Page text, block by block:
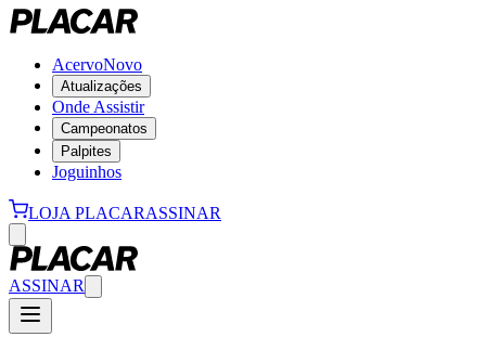
AcervoNovo
Atualizações
Onde Assistir
Campeonatos
Palpites
Joguinhos
LOJA PLACARASSINAR
ASSINAR